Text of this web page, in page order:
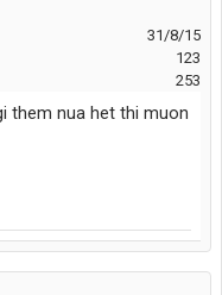
31/8/15
123
253
them nua het thi muon